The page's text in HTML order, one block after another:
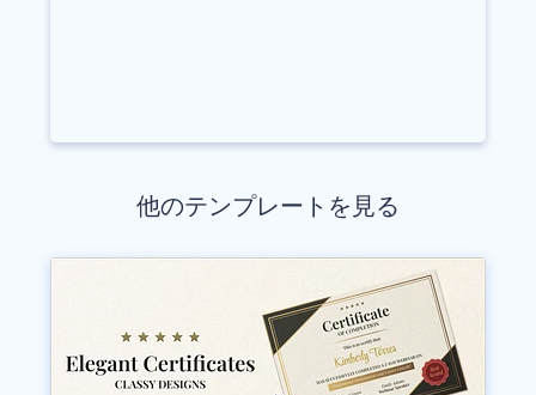
他のテンプレートを見る